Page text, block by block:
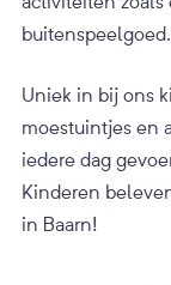
buitenspeelgoed.
Uniek in bij ons
moestuintjes en
iedere dag
Kinderen
in Baarn!